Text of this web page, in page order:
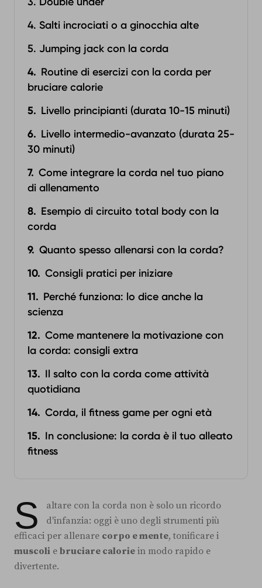
4. Salti incrociati o a ginocchia alte
5. Jumping jack con la corda
Routine di esercizi con la corda per
bruciare calorie
Livello principianti (durata 10-15 minuti)
Livello intermedio-avanzato (durata 25-
30 minuti)‍
Come integrare la corda nel tuo piano
di allenamento
Esempio di circuito total body con la
corda
Quanto spesso allenarsi con la corda?
Consigli pratici per iniziare
Perché funziona: lo dice anche la
scienza
Come mantenere la motivazione con
la corda: consigli extra
Il salto con la corda come attività
quotidiana
Corda, il fitness game per ogni età
In conclusione: la corda è il tuo alleato
fitness
S
altare con la corda non è solo un ricordo
d'infanzia: oggi è uno degli strumenti più
efficaci per allenare corpo e mente, tonificare i
muscoli e bruciare calorie in modo rapido e
divertente.